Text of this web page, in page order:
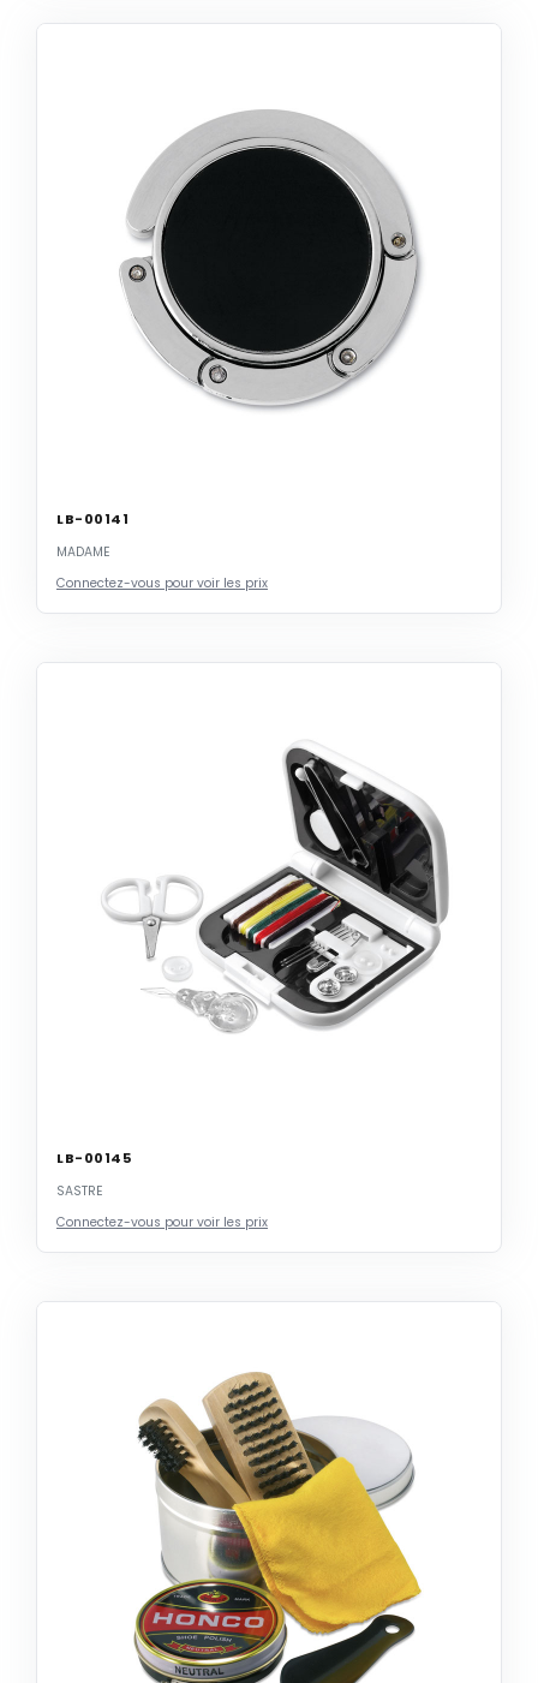
LB-00141
MADAME
Connectez-vous pour voir les prix
LB-00145
SASTRE
Connectez-vous pour voir les prix